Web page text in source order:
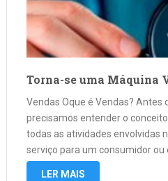
Torna-se uma Máquina
Vendas Oque é Vendas?
precisamos entender o conceito
todas as atividades envolvidas
serviço para um consumidor ou
vendedor é vender o produto da
LER MAIS